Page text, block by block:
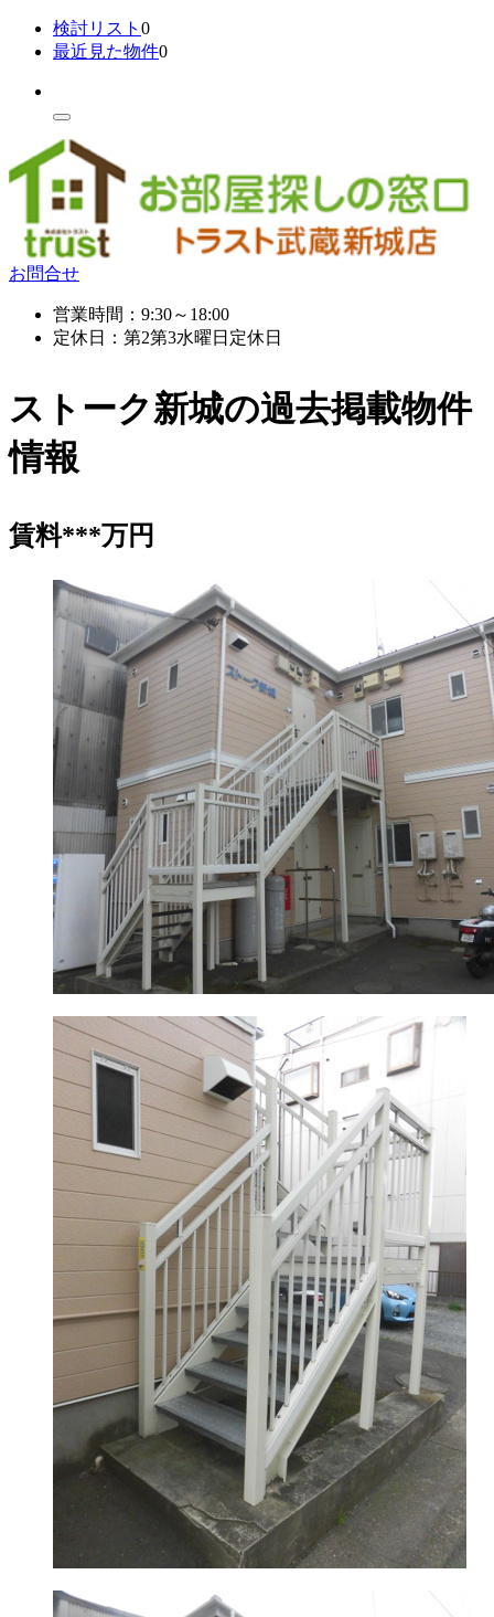
検討リスト 0
最近見た物件0
お問合せ
営業時間：9:30～18:00
定休日：第2第3水曜日定休日
ストーク新城の過去掲載物件
情報
賃料***万円